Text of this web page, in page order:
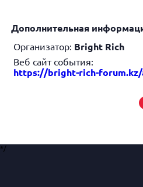
Дополнительная
Организатор: Bright Rich
Веб сайт события:
https://bright-rich-forum.kz/
*/